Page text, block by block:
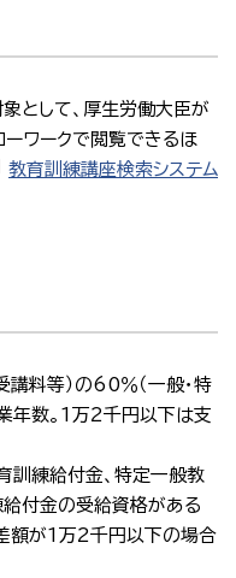
として、厚生労働大臣が
ーワークで閲覧できるほ
教育訓練講座検索システム
料等）の60％（一般・特
年数。1万2千円以下は支
訓練給付金、特定一般教
付金の受給資格がある
差額が1万2千円以下の場合